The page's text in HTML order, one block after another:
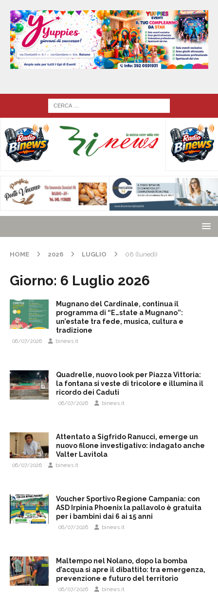
HOME 2026 LUGLIO 06 (lunedì)
Giorno: 6 Luglio 2026
Mugnano del Cardinale, continua il
programma di “E…state a Mugnano”:
un’estate tra fede, musica, cultura e
tradizione
06/07/2026 binews.it
Quadrelle, nuovo look per Piazza Vittoria:
la fontana si veste di tricolore e illumina il
ricordo dei Caduti
06/07/2026 binews.it
Attentato a Sigfrido Ranucci, emerge un
nuovo filone investigativo: indagato anche
Valter Lavitola
06/07/2026 binews.it
Voucher Sportivo Regione Campania: con
ASD Irpinia Phoenix la pallavolo è gratuita
per i bambini dai 6 ai 15 anni
06/07/2026 binews.it
Maltempo nel Nolano, dopo la bomba
d’acqua si apre il dibattito: tra emergenza,
prevenzione e futuro del territorio
06/07/2026 binews.it